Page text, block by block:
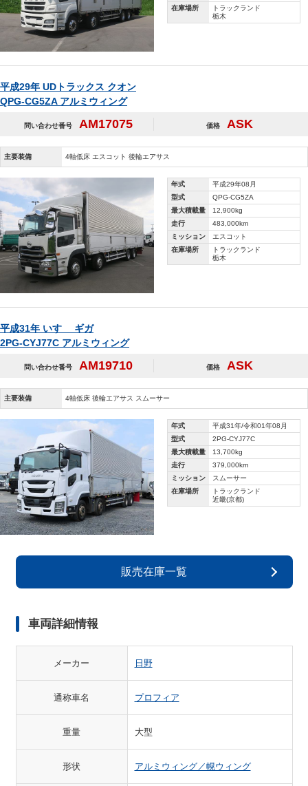
在庫場所
トラックランド
栃木
平成29年 UDトラックス クオン
QPG-CG5ZA アルミウィング
問い合わせ番号 AM17075 価格 ASK
主要装備 4軸低床 エスコット 後輪エアサス
年式
平成29年08月
型式
QPG-CG5ZA
最大積載量
12,900kg
走行
483,000km
ミッション
エスコット
在庫場所
トラックランド
栃木
平成31年 いすゞ ギガ
2PG-CYJ77C アルミウィング
問い合わせ番号 AM19710 価格 ASK
主要装備 4軸低床 後輪エアサス スムーサー
年式
平成31年/令和01年08月
型式
2PG-CYJ77C
最大積載量
13,700kg
走行
379,000km
ミッション
スムーサー
在庫場所
トラックランド
近畿(京都)
販売在庫一覧
車両詳細情報
メーカー 日野
通称車名 プロフィア
重量 大型
形状 アルミウィング／幌ウィング